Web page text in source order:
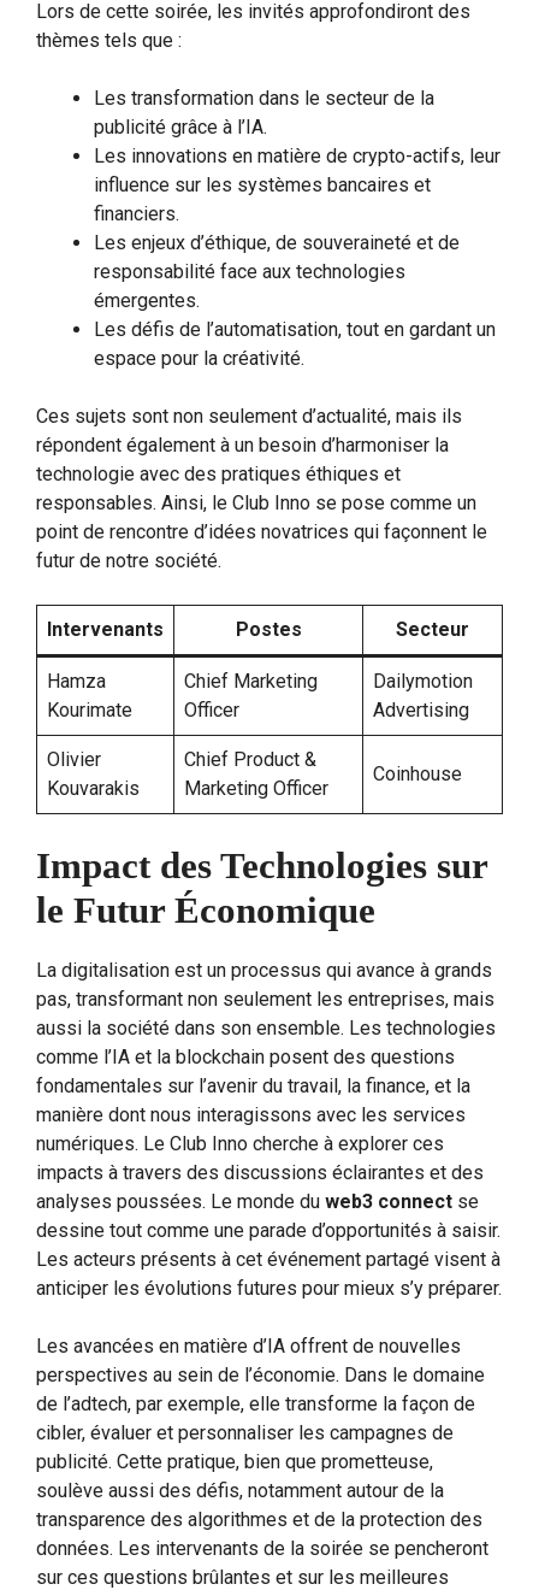
Lors de cette soirée, les invités approfondiront des
thèmes tels que :
Les transformation dans le secteur de la
publicité grâce à l’IA.
Les innovations en matière de crypto-actifs, leur
influence sur les systèmes bancaires et
financiers.
Les enjeux d’éthique, de souveraineté et de
responsabilité face aux technologies
émergentes.
Les défis de l’automatisation, tout en gardant un
espace pour la créativité.
Ces sujets sont non seulement d’actualité, mais ils
répondent également à un besoin d’harmoniser la
technologie avec des pratiques éthiques et
responsables. Ainsi, le Club Inno se pose comme un
point de rencontre d’idées novatrices qui façonnent le
futur de notre société.
Intervenants Postes Secteur
Hamza
Kourimate
Chief Marketing
Officer
Dailymotion
Advertising
Olivier
Kouvarakis
Chief Product &
Marketing Officer
Coinhouse
Impact des Technologies sur
le Futur Économique
La digitalisation est un processus qui avance à grands
pas, transformant non seulement les entreprises, mais
aussi la société dans son ensemble. Les technologies
comme l’IA et la blockchain posent des questions
fondamentales sur l’avenir du travail, la finance, et la
manière dont nous interagissons avec les services
numériques. Le Club Inno cherche à explorer ces
impacts à travers des discussions éclairantes et des
analyses poussées. Le monde du web3 connect se
dessine tout comme une parade d’opportunités à saisir.
Les acteurs présents à cet événement partagé visent à
anticiper les évolutions futures pour mieux s’y préparer.
Les avancées en matière d’IA offrent de nouvelles
perspectives au sein de l’économie. Dans le domaine
de l’adtech, par exemple, elle transforme la façon de
cibler, évaluer et personnaliser les campagnes de
publicité. Cette pratique, bien que prometteuse,
soulève aussi des défis, notamment autour de la
transparence des algorithmes et de la protection des
données. Les intervenants de la soirée se pencheront
sur ces questions brûlantes et sur les meilleures